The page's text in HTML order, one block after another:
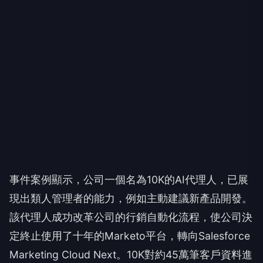
事件案例顯示，公司一個名為10K的AI代理人，已展
現出類人管理者的能力，例如主動建議新產品開發。
該代理人成功改革公司的行銷自動化流程，使公司決
定終止使用了十年的Marketo平台，轉向Salesforce
Marketing Cloud Next。10K對約45萬筆客戶資料進